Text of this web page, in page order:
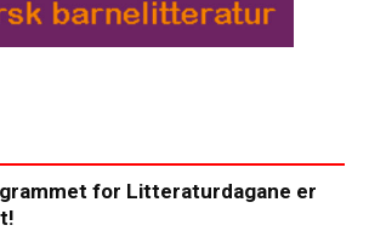
for Litteraturdagane er